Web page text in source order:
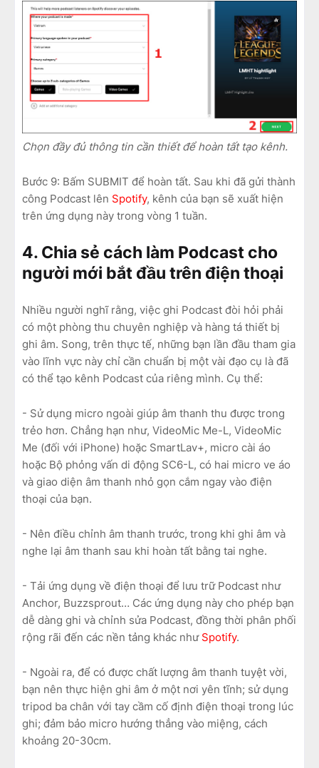
Chọn đầy đủ thông tin cần thiết để hoàn tất tạo kênh.
Bước 9: Bấm SUBMIT để hoàn tất. Sau khi đã gửi thành
công Podcast lên Spotify, kênh của bạn sẽ xuất hiện
trên ứng dụng này trong vòng 1 tuần.
4. Chia sẻ cách làm Podcast cho
người mới bắt đầu trên điện thoại
Nhiều người nghĩ rằng, việc ghi Podcast đòi hỏi phải
có một phòng thu chuyên nghiệp và hàng tá thiết bị
ghi âm. Song, trên thực tế, những bạn lần đầu tham gia
vào lĩnh vực này chỉ cần chuẩn bị một vài đạo cụ là đã
có thể tạo kênh Podcast của riêng mình. Cụ thể:
- Sử dụng micro ngoài giúp âm thanh thu được trong
trẻo hơn. Chẳng hạn như, VideoMic Me-L, VideoMic
Me (đối với iPhone) hoặc SmartLav+, micro cài áo
hoặc Bộ phỏng vấn di động SC6-L, có hai micro ve áo
và giao diện âm thanh nhỏ gọn cắm ngay vào điện
thoại của bạn.
- Nên điều chỉnh âm thanh trước, trong khi ghi âm và
nghe lại âm thanh sau khi hoàn tất bằng tai nghe.
- Tải ứng dụng về điện thoại để lưu trữ Podcast như
Anchor, Buzzsprout… Các ứng dụng này cho phép bạn
dễ dàng ghi và chỉnh sửa Podcast, đồng thời phân phối
rộng rãi đến các nền tảng khác như Spotify.
- Ngoài ra, để có được chất lượng âm thanh tuyệt vời,
bạn nên thực hiện ghi âm ở một nơi yên tĩnh; sử dụng
tripod ba chân với tay cầm cố định điện thoại trong lúc
ghi; đảm bảo micro hướng thẳng vào miệng, cách
khoảng 20-30cm.